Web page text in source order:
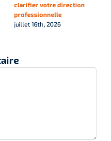
clarifier votre direction
professionnelle
juillet 16th, 2026